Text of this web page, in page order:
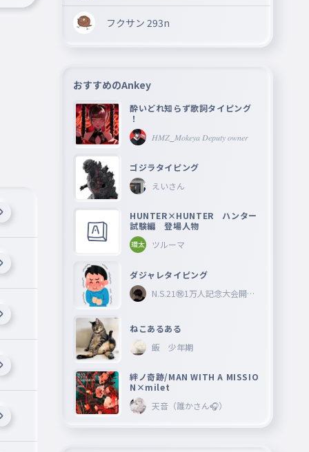
フクサン 293n
おすすめのAnkey
酔いどれ知らず歌詞タイピング
！
𝐻𝑀𝑍_𝑀𝑜𝑘𝑒𝑦𝑎 𝐷𝑒𝑝𝑢𝑡𝑦 𝑜𝑤𝑛𝑒𝑟
ゴジラタイピング
えいさん
HUNTER×HUNTER ハンター
試験編 登場人物
ツルーマ
ダジャレタイピング
N.S.21㊗︎1万人記念大会開催
ねこあるある
飯 少年期
絆ノ奇跡/MAN WITH A MISSIO
N×milet
天音（誰かさん🎧）